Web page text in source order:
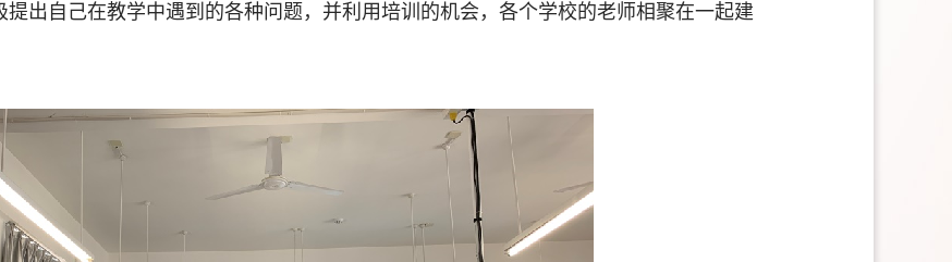
出自己在教学中遇到的各种问题，并利用培训的机会，各个学校的老师相聚在一起建